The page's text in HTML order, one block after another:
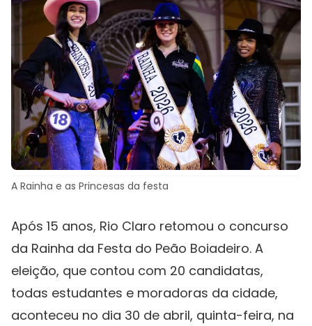
A Rainha e as Princesas da festa
Após 15 anos, Rio Claro retomou o concurso
da Rainha da Festa do Peão Boiadeiro. A
eleição, que contou com 20 candidatas,
todas estudantes e moradoras da cidade,
aconteceu no dia 30 de abril, quinta-feira, na